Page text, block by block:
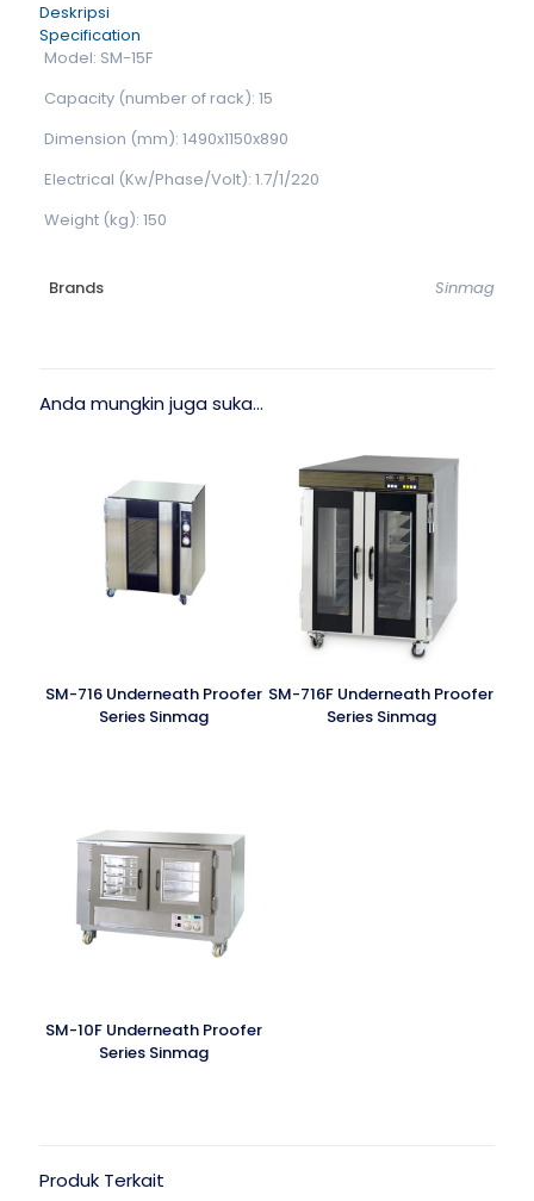
Deskripsi
Specification
Model: SM-15F
Capacity (number of rack): 15
Dimension (mm): 1490x1150x890
Electrical (Kw/Phase/Volt): 1.7/1/220
Weight (kg): 150
Brands Sinmag
Anda mungkin juga suka…
SM-716 Underneath Proofer
Series Sinmag
SM-716F Underneath Proofer
Series Sinmag
SM-10F Underneath Proofer
Series Sinmag
Produk Terkait